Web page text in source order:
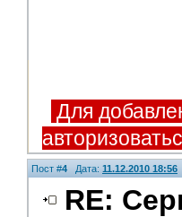
Для
Пост #4Дата: 11.12.2010 18:56
RE: